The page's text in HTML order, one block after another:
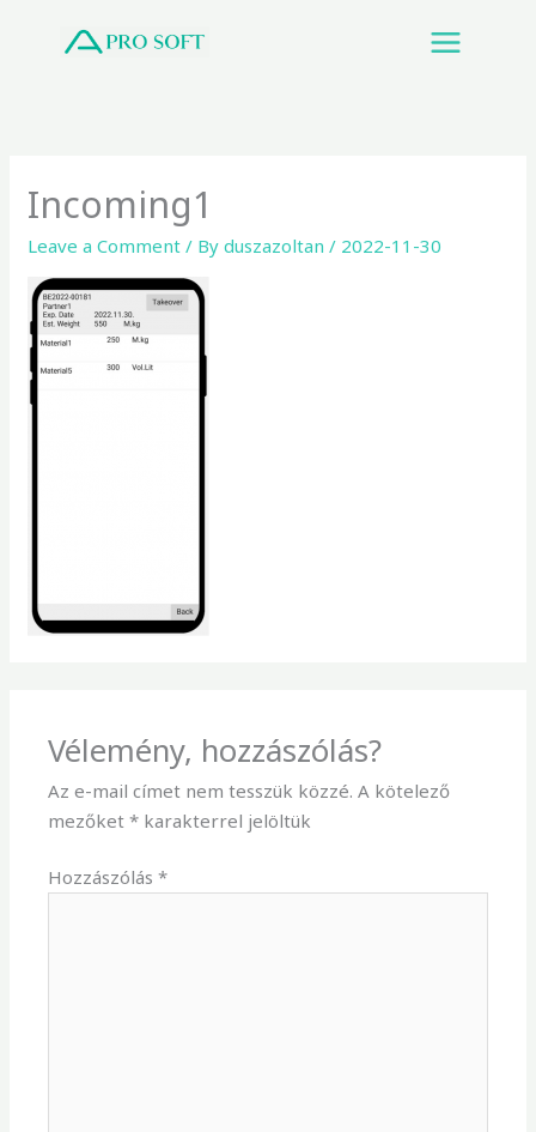
Incoming1
Leave a Comment / Byduszazoltan/ 2022-11-30
Vélemény, hozzászólás?
Az e-mail címet nem tesszük közzé. A kötelező
mezőket* karakterrel jelöltük
Hozzászólás*